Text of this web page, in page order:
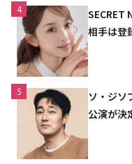
4
SECRET
相手は登
5
ソ・ジソ
公演が決